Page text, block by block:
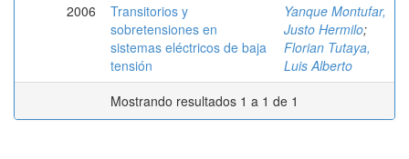
2006
Transitorios y
sobretensiones en
sistemas eléctricos de baja
tensión
Yanque Montufar,
Justo Hermilo;
Florian Tutaya,
Luis Alberto
Mostrando resultados 1 a 1 de 1